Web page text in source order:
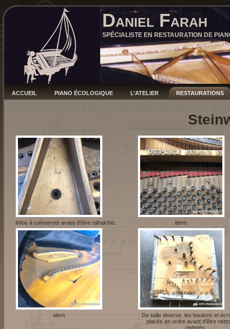
Daniel Farah
SPÉCIALISTE EN RESTAURATION DE
ACCUEIL PIANO ÉCOLOGIQUE L’ATELIER RESTAURATIONS
Infos à conserver avant d'être rafraichis. idem
idem
De taille diverse, les boulons et
placés en ordre avant d'être
redorés.